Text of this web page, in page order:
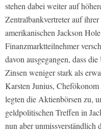
stehen dabei weiter auf
Zentralbankvertreter auf
amerikanischen Jackson
Finanzmarktteilnehmer
davon ausgegangen, dass
Zinsen weniger stark als
Karsten Junius,
legten die Aktienbörsen zu,
geldpolitischen Treffen in
nun aber unmissverständlich